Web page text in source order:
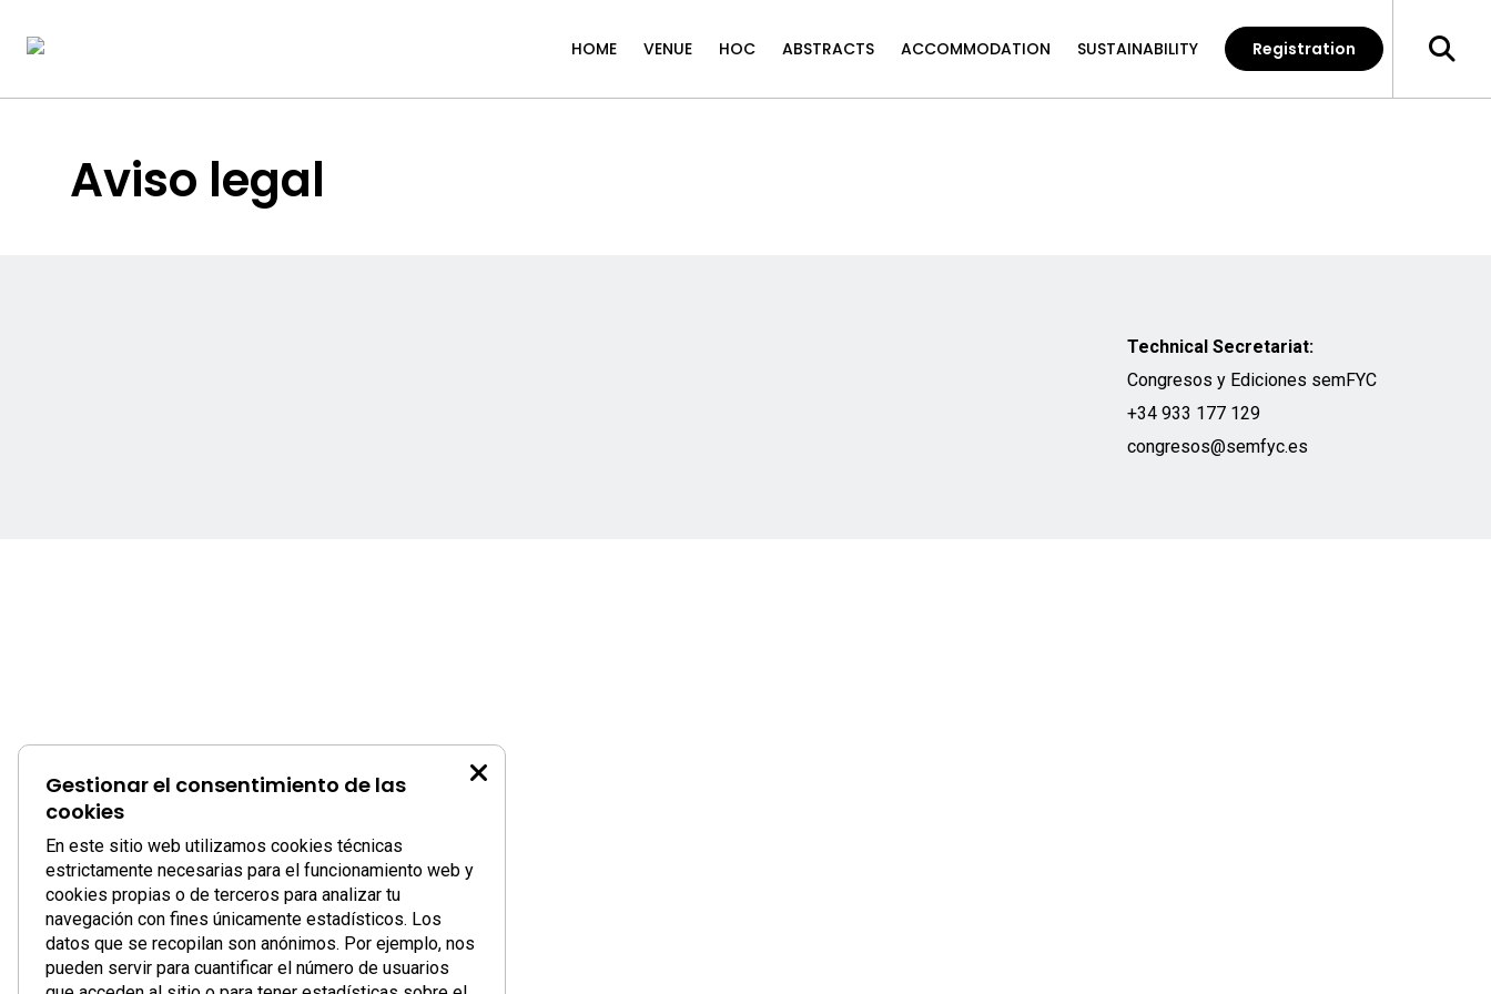
HOME VENUE HOC ABSTRACTS ACCOMMODATION SUSTAINABILITY Registration
Aviso legal
Gestionar el consentimiento de las
cookies
En este sitio web utilizamos cookies técnicas
estrictamente necesarias para el funcionamiento web y
cookies propias o de terceros para analizar tu
navegación con fines únicamente estadísticos. Los
datos que se recopilan son anónimos. Por ejemplo, nos
pueden servir para cuantificar el número de usuarios
Technical Secretariat:
Congresos y Ediciones semFYC
+34 933 177 129
congresos@semfyc.es